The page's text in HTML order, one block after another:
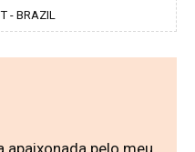
- BRAZIL
apaixonada pelo meu